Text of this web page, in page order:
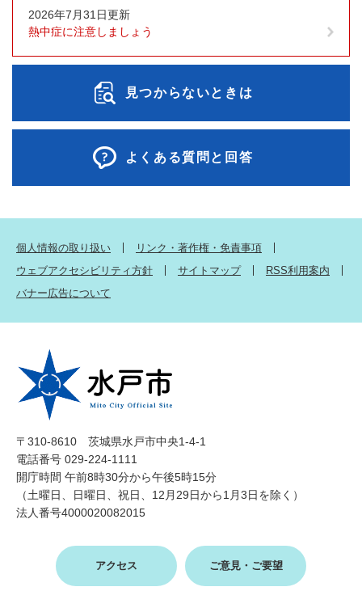
2026年7月31日更新
熱中症に注意しましょう
見つからないときは
よくある質問と回答
個人情報の取り扱い
リンク・著作権・免責事項
ウェブアクセシビリティ方針
サイトマップ
RSS利用案内
バナー広告について
〒310-8610 茨城県水戸市中央1-4-1
電話番号 029-224-1111
開庁時間 午前8時30分から午後5時15分
（土曜日、日曜日、祝日、12月29日から1月3日を除く）
法人番号4000020082015
アクセス ご意見・ご要望